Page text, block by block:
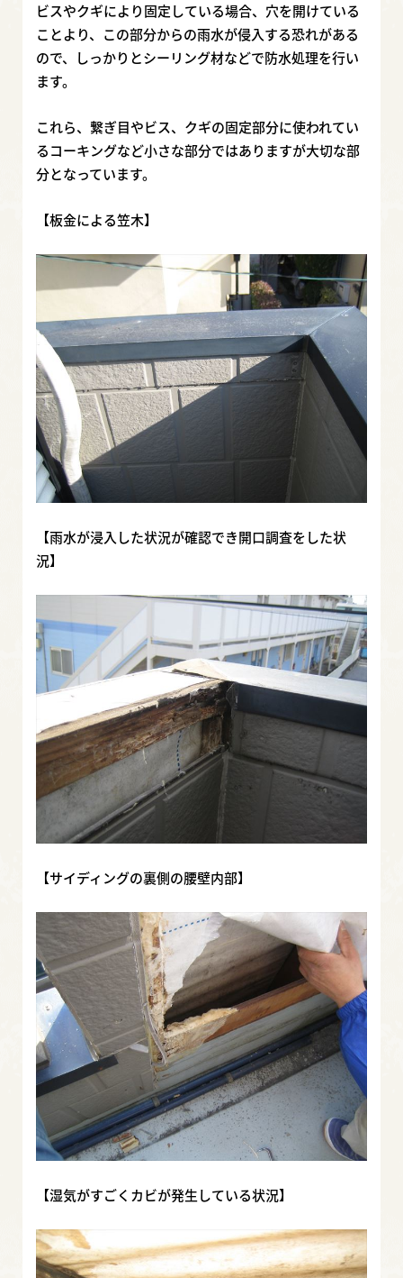
ビスやクギにより固定している場合、穴を開けている
ことより、この部分からの雨水が侵入する恐れがある
ので、しっかりとシーリング材などで防水処理を行い
ます。
これら、繋ぎ目やビス、クギの固定部分に使われてい
るコーキングなど小さな部分ではありますが大切な部
分となっています。
【板金による笠木】
【雨水が浸入した状況が確認でき開口調査をした状
況】
【サイディングの裏側の腰壁内部】
【湿気がすごくカビが発生している状況】